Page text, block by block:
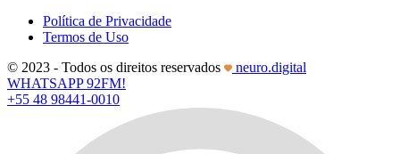
Política de Privacidade
Termos de Uso
© 2023 - Todos os direitos reservados
neuro.digital
WHATSAPP 92FM!
+55 48 98441-0010